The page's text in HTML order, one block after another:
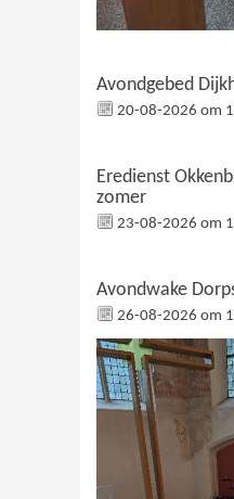
Avondgebed
20-08-2026 om
Eredienst
zomer
23-08-2026 om
Avondwake
26-08-2026 om